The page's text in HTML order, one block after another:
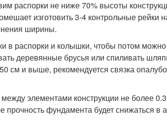
распорки не ниже 70% высоты
изготовить 3-4 контрольные рейки
ширины.
в распорки и колышки, чтобы потом
деревянные брусья или спиливать
см и выше, рекомендуется связка
элементами конструкции не более
фундамента будет снижаться в